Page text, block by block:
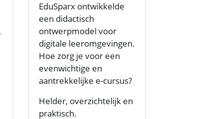
EduSparx ontwikkelde
een didactisch
ontwerpmodel voor
digitale leeromgevingen.
Hoe zorg je voor een
evenwichtige en
aantrekkelijke e-cursus?
Helder, overzichtelijk en
praktisch.